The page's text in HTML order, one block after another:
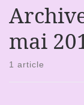
mai
1 article